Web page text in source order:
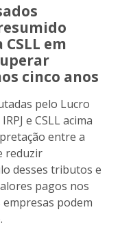
em
cinco anos
pelo Lucro
e CSLL acima
entre a
reduzir
desses tributos e
pagos nos
podem